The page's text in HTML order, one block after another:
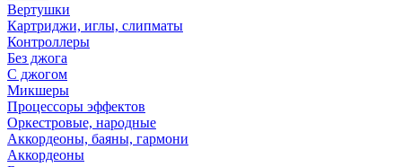
Вертушки
Картриджи, иглы, слипматы
Контроллеры
Без джога
С джогом
Микшеры
Процессоры эффектов
Оркестровые, народные
Аккордеоны, баяны, гармони
Аккордеоны